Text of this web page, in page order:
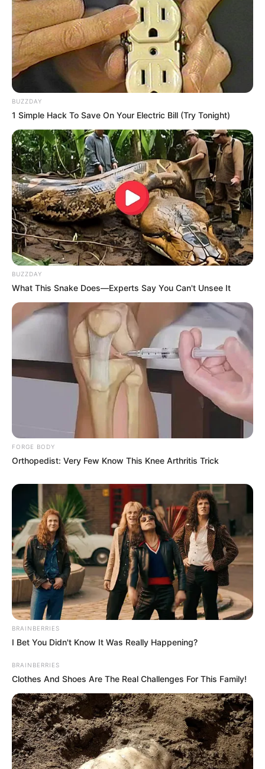
ΤΑ ΠΙΟ ΔΗΜΟΦΙΛΗ
BUZZDAY
1 Simple Hack To Save On Your Electric Bill (Try Tonight)
BUZZDAY
What This Snake Does—Experts Say You Can't Unsee It
FORGE BODY
Orthopedist: Very Few Know This Knee Arthritis Trick
BRAINBERRIES
I Bet You Didn't Know It Was Really Happening?
BRAINBERRIES
Clothes And Shoes Are The Real Challenges For This Family!